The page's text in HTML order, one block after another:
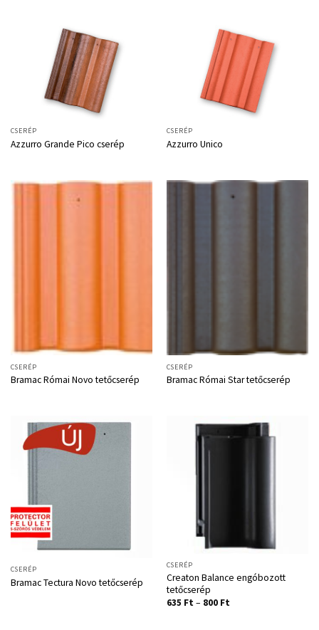
CSERÉP
Azzurro Grande Pico cserép
CSERÉP
Azzurro Unico
CSERÉP
Bramac Római Novo tetőcserép
CSERÉP
Bramac Római Star tetőcserép
CSERÉP
Bramac Tectura Novo tetőcserép
CSERÉP
Creaton Balance engóbozott
tetőcserép
635 Ft – 800 Ft